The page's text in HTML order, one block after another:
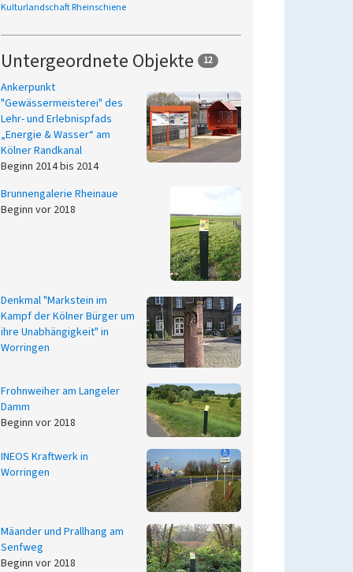
Kulturlandschaft Rheinschiene
Untergeordnete Objekte 12
Ankerpunkt
"Gewässermeisterei" des
Lehr- und Erlebnispfads
„Energie & Wasser“ am
Kölner Randkanal
Beginn 2014 bis 2014
Brunnengalerie Rheinaue
Beginn vor 2018
Denkmal "Markstein im
Kampf der Kölner Bürger um
ihre Unabhängigkeit" in
Worringen
Frohnweiher am Langeler
Damm
Beginn vor 2018
INEOS Kraftwerk in
Worringen
Mäander und Prallhang am
Senfweg
Beginn vor 2018